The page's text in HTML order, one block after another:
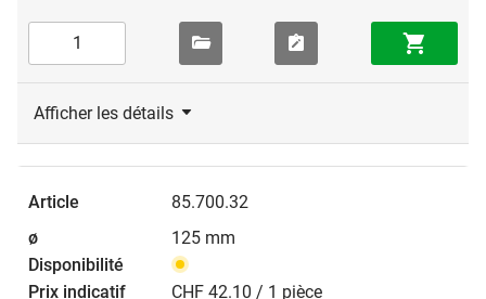
Afficher les détails
85.700.32
125 mm
CHF 42.10 / 1 pièce